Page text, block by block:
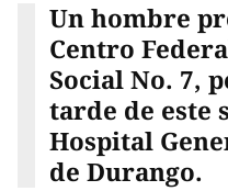
Un hombre
Centro
Social No. 7,
tarde de este
Hospital
de Durango.